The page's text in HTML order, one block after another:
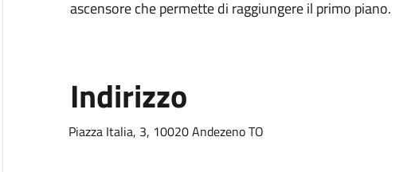
ascensore che permette di raggiungere il primo piano.
Indirizzo
Piazza Italia, 3, 10020 Andezeno TO